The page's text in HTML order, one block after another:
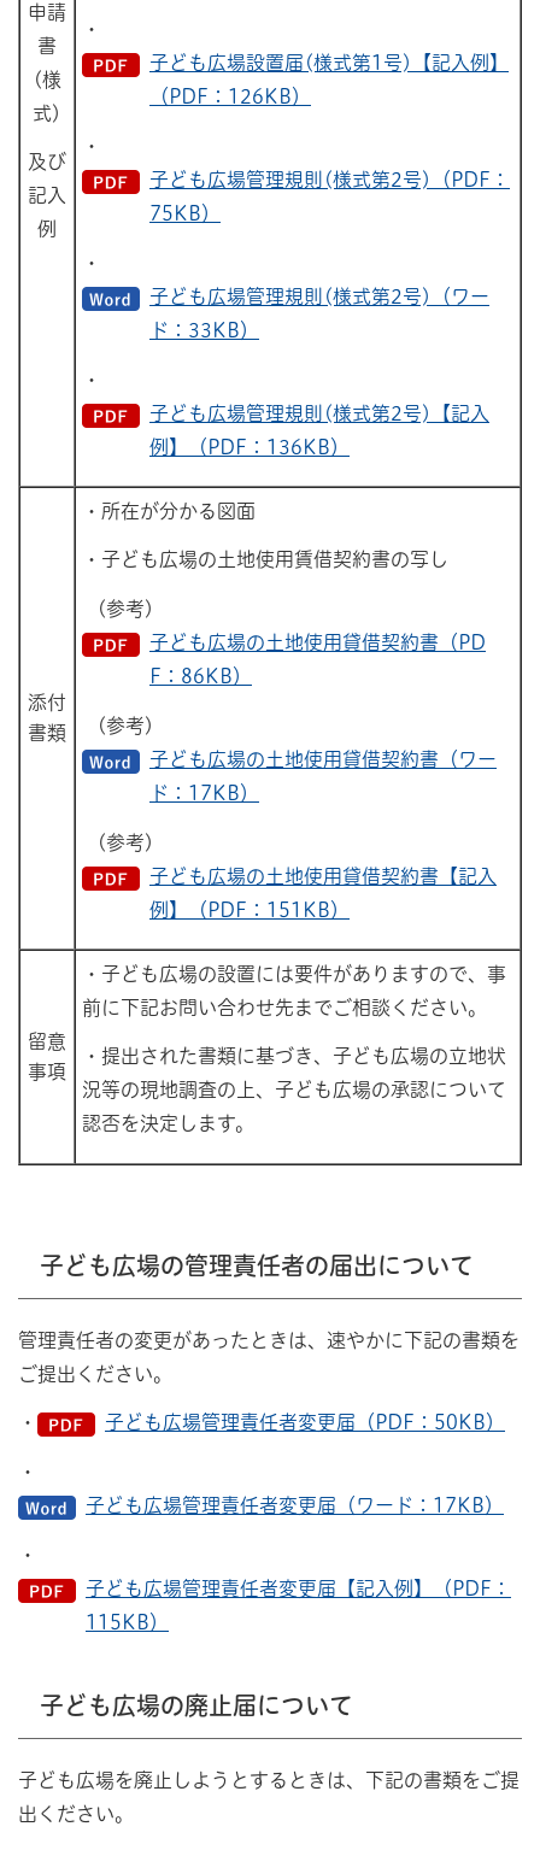
申請
書
(様
式)
及び
記入
例
・
子ども広場設置届(様式第1号)【記入例】
（PDF：126KB）
・
子ども広場管理規則(様式第2号)（PDF：
75KB）
・
子ども広場管理規則(様式第2号)（ワー
ド：33KB）
・
子ども広場管理規則(様式第2号)【記入
例】（PDF：136KB）
添付
書類
・所在が分かる図面
・子ども広場の土地使用賃借契約書の写し
(参考)
子ども広場の土地使用貸借契約書（PD
F：86KB）
(参考)
子ども広場の土地使用貸借契約書（ワー
ド：17KB）
(参考)
子ども広場の土地使用貸借契約書【記入
例】（PDF：151KB）
留意
事項
・子ども広場の設置には要件がありますので、事
前に下記お問い合わせ先までご相談ください。
・提出された書類に基づき、子ども広場の立地状
況等の現地調査の上、子ども広場の承認について
認否を決定します。
子ども広場の管理責任者の届出について
管理責任者の変更があったときは、速やかに下記の書類を
ご提出ください。
・ 子ども広場管理責任者変更届（PDF：50KB）
・
子ども広場管理責任者変更届（ワード：17KB）
・
子ども広場管理責任者変更届【記入例】（PDF：
115KB）
子ども広場の廃止届について
子ども広場を廃止しようとするときは、下記の書類をご提
出ください。